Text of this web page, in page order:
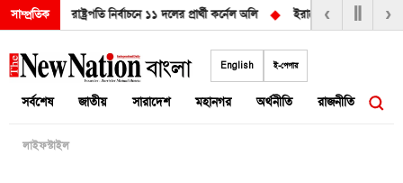
সাম্প্রতিক
◆ রাষ্ট্রপতি নির্বাচনে ১১ দলের প্রার্থী কর্নেল অলি ◆ ইরানের শর্ত না মানলে
‹ Ⅱ ›
to
English ই-পেপার
সর্বশেষ জাতীয় সারাদেশ মহানগর অর্থনীতি রাজনীতি
লাইফস্টাইল